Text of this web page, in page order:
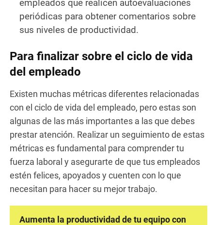
empleados que realicen autoevaluaciones
periódicas para obtener comentarios sobre
sus niveles de productividad.
Para finalizar sobre el ciclo de vida
del empleado
Existen muchas métricas diferentes relacionadas
con el ciclo de vida del empleado, pero estas son
algunas de las más importantes a las que debes
prestar atención. Realizar un seguimiento de estas
métricas es fundamental para comprender tu
fuerza laboral y asegurarte de que tus empleados
estén felices, apoyados y cuenten con lo que
necesitan para hacer su mejor trabajo.
Aumenta la productividad de tu equipo con